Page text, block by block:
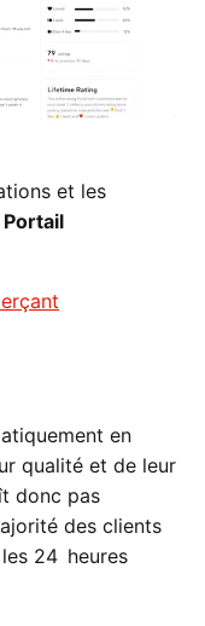
et les
Portail
en
qualité et de leur
donc pas
des clients
24 heures